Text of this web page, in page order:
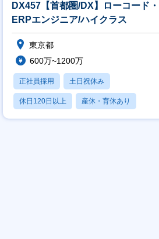
DX457【首都圏/DX】ローコード・
ERPエンジニア/ハイクラス
東京都
600万~1200万
正社員採用 土日祝休み
休日120日以上 産休・育休あり
月残業20時間以内